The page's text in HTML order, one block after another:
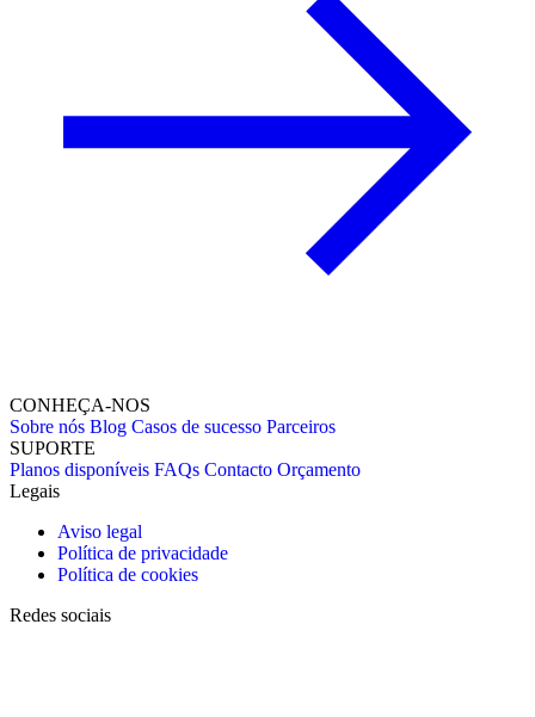
CONHEÇA-NOS
Sobre nós Blog Casos de sucesso Parceiros
SUPORTE
Planos disponíveis FAQs Contacto Orçamento
Legais
Aviso legal
Política de privacidade
Política de cookies
Redes sociais